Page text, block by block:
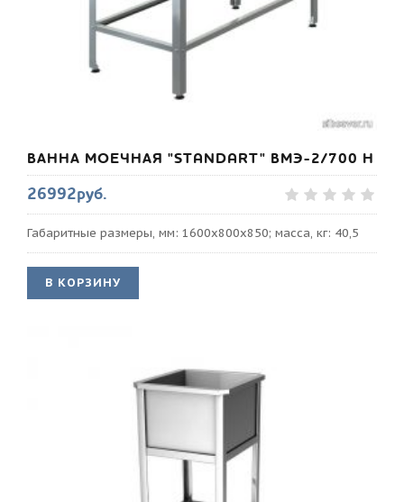
ВАННА МОЕЧНАЯ "STANDART" ВМЭ-2/700 Н
26992руб.
Габаритные размеры, мм: 1600х800х850; масса, кг: 40,5
В КОРЗИНУ